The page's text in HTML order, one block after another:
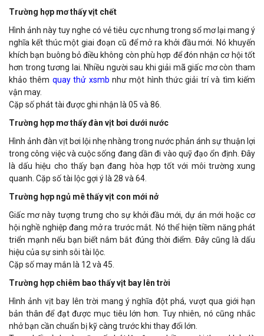
Trường hợp mơ thấy vịt chết
Hình ảnh này tuy nghe có vẻ tiêu cực nhưng trong sổ mơ lại mang ý
nghĩa kết thúc một giai đoạn cũ để mở ra khởi đầu mới. Nó khuyến
khích bạn buông bỏ điều không còn phù hợp để đón nhận cơ hội tốt
hơn trong tương lai. Nhiều người sau khi giải mã giấc mơ còn tham
khảo thêm quay thử xsmb như một hình thức giải trí và tìm kiếm
vận may.
Cặp số phát tài được ghi nhận là 05 và 86.
Trường hợp mơ thấy đàn vịt bơi dưới nước
Hình ảnh đàn vịt bơi lội nhẹ nhàng trong nước phản ánh sự thuận lợi
trong công việc và cuộc sống đang dần đi vào quỹ đạo ổn định. Đây
là dấu hiệu cho thấy bạn đang hòa hợp tốt với môi trường xung
quanh. Cặp số tài lộc gợi ý là 28 và 64.
Trường hợp ngủ mê thấy vịt con mới nở
Giấc mơ này tượng trưng cho sự khởi đầu mới, dự án mới hoặc cơ
hội nghề nghiệp đang mở ra trước mắt. Nó thể hiện tiềm năng phát
triển mạnh nếu bạn biết nắm bắt đúng thời điểm. Đây cũng là dấu
hiệu của sự sinh sôi tài lộc.
Cặp số may mắn là 12 và 45.
Trường hợp chiêm bao thấy vịt bay lên trời
Hình ảnh vịt bay lên trời mang ý nghĩa đột phá, vượt qua giới hạn
bản thân để đạt được mục tiêu lớn hơn. Tuy nhiên, nó cũng nhắc
nhở bạn cần chuẩn bị kỹ càng trước khi thay đổi lớn.